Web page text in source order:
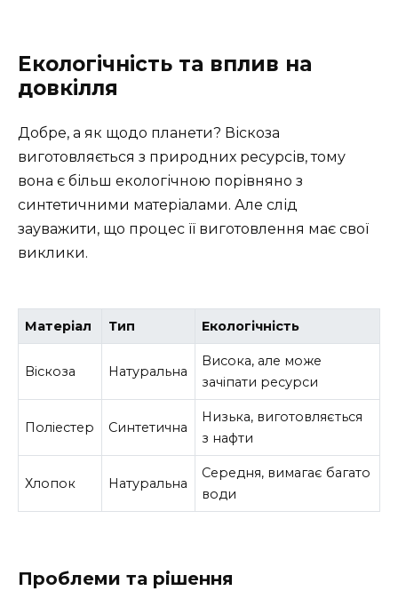
Екологічність та вплив на
довкілля
Добре, а як щодо планети? Віскоза
виготовляється з природних ресурсів, тому
вона є більш екологічною порівняно з
синтетичними матеріалами. Але слід
зауважити, що процес її виготовлення має свої
виклики.
Матеріал Тип Екологічність
Віскоза Натуральна
Висока, але може
зачіпати ресурси
Поліестер Синтетична
Низька, виготовляється
з нафти
Хлопок Натуральна
Середня, вимагає багато
води
Проблеми та рішення